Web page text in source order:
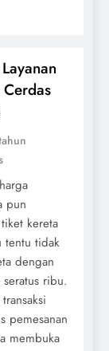
pun
kereta
tentu tidak
dengan
ribu.
pemesanan
membuka